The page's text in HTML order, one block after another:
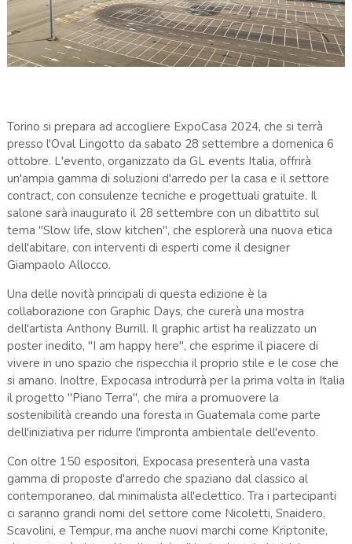
Torino si prepara ad accogliere ExpoCasa 2024, che si terrà
presso l'Oval Lingotto da sabato 28 settembre a domenica 6
ottobre. L'evento, organizzato da GL events Italia, offrirà
un'ampia gamma di soluzioni d'arredo per la casa e il settore
contract, con consulenze tecniche e progettuali gratuite. Il
salone sarà inaugurato il 28 settembre con un dibattito sul
tema "Slow life, slow kitchen", che esplorerà una nuova etica
dell'abitare, con interventi di esperti come il designer
Giampaolo Allocco.
Una delle novità principali di questa edizione è la
collaborazione con Graphic Days, che curerà una mostra
dell'artista Anthony Burrill. Il graphic artist ha realizzato un
poster inedito, "I am happy here", che esprime il piacere di
vivere in uno spazio che rispecchia il proprio stile e le cose che
si amano. Inoltre, Expocasa introdurrà per la prima volta in Italia
il progetto "Piano Terra", che mira a promuovere la
sostenibilità creando una foresta in Guatemala come parte
dell'iniziativa per ridurre l'impronta ambientale dell'evento.
Con oltre 150 espositori, Expocasa presenterà una vasta
gamma di proposte d'arredo che spaziano dal classico al
contemporaneo, dal minimalista all'eclettico. Tra i partecipanti
ci saranno grandi nomi del settore come Nicoletti, Snaidero,
Scavolini, e Tempur, ma anche nuovi marchi come Kriptonite,